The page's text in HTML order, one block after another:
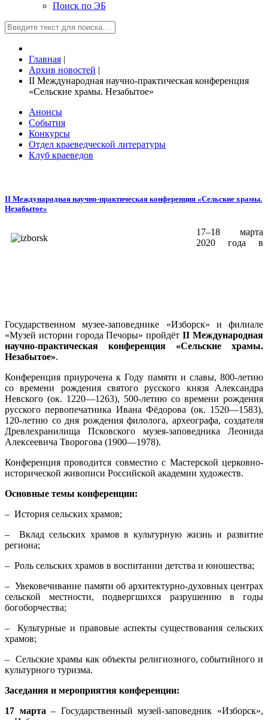
Поиск по ЭБ
Главная |
Архив новостей |
II Международная научно-практическая конференция
«Сельские храмы. Незабытое»
Анонсы
События
Конкурсы
Отдел краеведческой литературы
Клуб краеведов
II Международная научно-практическая конференция «Сельские храмы.
Незабытое»
17–18 марта
2020 года в
Государственном музее-заповеднике «Изборск» и филиале
«Музей истории города Печоры» пройдётII Международная
научно-практическая конференция «Сельские храмы.
Незабытое».
Конференция приурочена к Году памяти и славы, 800-летию
со времени рождения святого русского князя Александра
Невского (ок. 1220—1263), 500-летию со времени рождения
русского первопечатника Ивана Фёдорова (ок. 1520—1583),
120-летию со дня рождения филолога, археографа, создателя
Древлехранилища Псковского музея-заповедника Леонида
Алексеевича Творогова (1900—1978).
Конференция проводится совместно с Мастерской церковно-
исторической живописи Российской академии художеств.
Основные темы конференции:
– История сельских храмов;
– Вклад сельских храмов в культурную жизнь и развитие
региона;
– Роль сельских храмов в воспитании детства и юношества;
– Увековечивание памяти об архитектурно-духовных центрах
сельской местности, подвергшихся разрушению в годы
богоборчества;
– Культурные и правовые аспекты существования сельских
храмов;
– Сельские храмы как объекты религиозного, событийного и
культурного туризма.
Заседания и мероприятия конференции:
17 марта – Государственный музей-заповедник «Изборск»,